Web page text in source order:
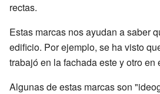
rectas.
Estas marcas nos ayudan a saber
edificio. Por ejemplo, se ha visto
trabajó en la fachada este y otro en
Algunas de estas marcas son